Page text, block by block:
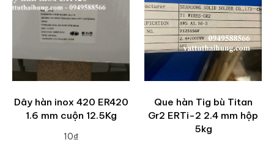
Dây hàn inox 420 ER420
1.6 mm cuộn 12.5Kg
10₫
Que hàn Tig bù Titan
Gr2 ERTi-2 2.4 mm hộp
5kg